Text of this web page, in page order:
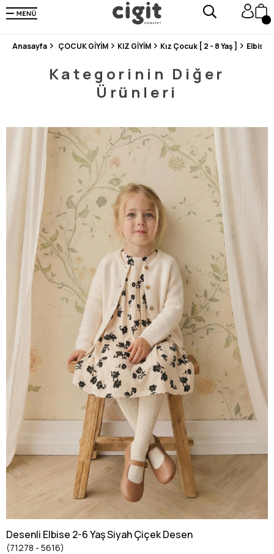
250.000'DEN FAZLA DEĞERLENDİRMEDE 5 ÜZERİNDEN 4.8 PUAN ALDI ⭐⭐⭐⭐⭐
3 MİLYONDAN FAZLA MUTLU MÜŞTERİ ❤️ 10 MİLYON ÜRÜN
Anasayfa ÇOCUK GİYİM KIZ GİYİM Kız Çocuk [ 2 - 8 Yaş ] Elbise
Kategorinin Diğer
Ürünleri
Desenli Elbise 2-6 Yaş Siyah Çiçek Desen
(71278 - 5616)